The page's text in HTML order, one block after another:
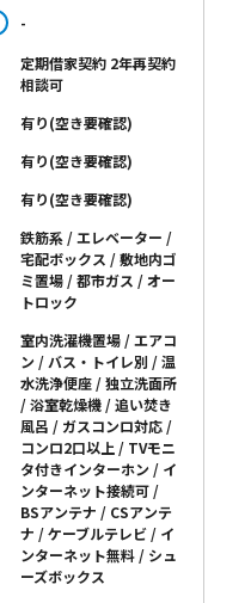
-
定期借家契約 2年再契約
相談可
有り(空き要確認)
有り(空き要確認)
有り(空き要確認)
鉄筋系 / エレベーター /
宅配ボックス / 敷地内ゴ
ミ置場 / 都市ガス / オー
トロック
室内洗濯機置場 / エアコ
ン / バス・トイレ別 / 温
水洗浄便座 / 独立洗面所
/ 浴室乾燥機 / 追い焚き
風呂 / ガスコンロ対応 /
コンロ2口以上 / TVモニ
タ付きインターホン / イ
ンターネット接続可 /
BSアンテナ / CSアンテ
ナ / ケーブルテレビ / イ
ンターネット無料 / シュ
ーズボックス